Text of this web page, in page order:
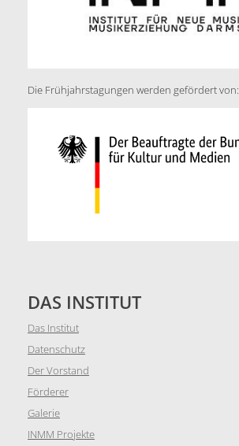
Die Frühjahrstagungen werden gefördert von:
DAS INSTITUT
Das Institut
Datenschutz
Der Vorstand
Förderer
Galerie
INMM Projekte